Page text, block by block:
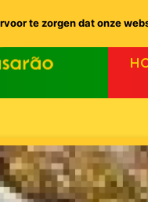
te zorgen dat onze